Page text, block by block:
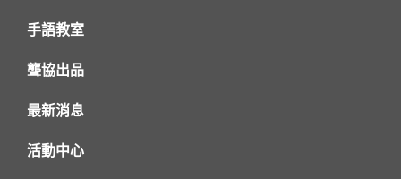
手語教室
聾協出品
最新消息
活動中心